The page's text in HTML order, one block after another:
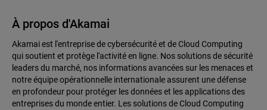
À propos d'Akamai
Akamai est l'entreprise de cybersécurité et de Cloud Computing
qui soutient et protège l'activité en ligne. Nos solutions de sécurité
leaders du marché, nos informations avancées sur les menaces et
notre équipe opérationnelle internationale assurent une défense
en profondeur pour protéger les données et les applications des
entreprises du monde entier. Les solutions de Cloud Computing